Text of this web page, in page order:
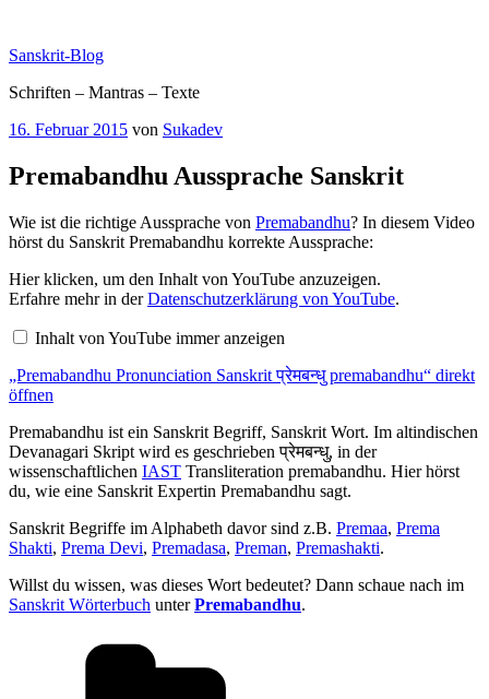
springen
Sanskrit-Blog
Schriften – Mantras – Texte
Veröffentlicht
16. Februar 2015 von Sukadev
Premabandhu Aussprache Sanskrit
Wie ist die richtige Aussprache von Premabandhu? In diesem Video
hörst du Sanskrit Premabandhu korrekte Aussprache:
„Premabandhu
Pronunciation
Sanskrit
premabandhu“
YouTube
anzeigen
Hier klicken, um den Inhalt von YouTube anzuzeigen.
Erfahre mehr in derDatenschutzerklärung von YouTube.
Inhalt von YouTube immer anzeigen
„Premabandhu Pronunciation Sanskrit प्रेमबन्धु premabandhu“ direkt
öffnen
Premabandhu ist ein Sanskrit Begriff, Sanskrit Wort. Im altindischen
Devanagari Skript wird es geschrieben प्रेमबन्धु, in der
wissenschaftlichen IAST Transliteration premabandhu. Hier hörst
du, wie eine Sanskrit Expertin Premabandhu sagt.
Sanskrit Begriffe im Alphabeth davor sind z.B. Premaa, Prema
Shakti, Prema Devi, Premadasa, Preman, Premashakti.
Willst du wissen, was dieses Wort bedeutet? Dann schaue nach im
Sanskrit Wörterbuch unterPremabandhu.